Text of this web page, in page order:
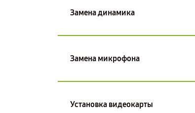
Замена динамика
Замена микрофона
Установка видеокарты